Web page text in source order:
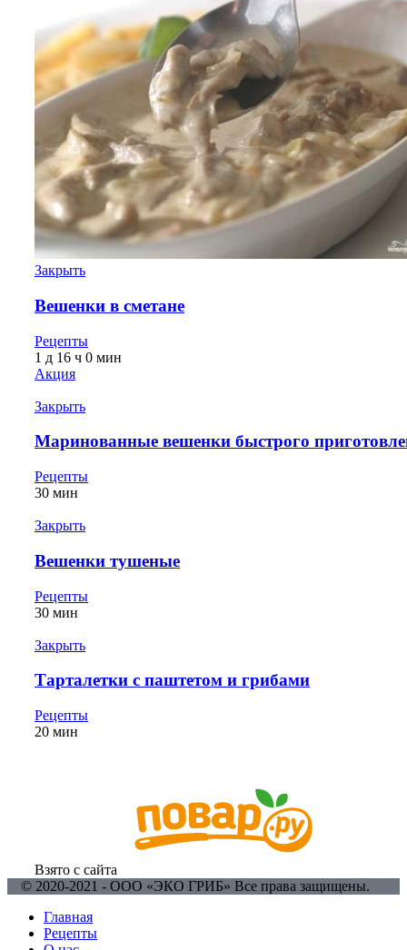
Закрыть
Вешенки в сметане
Рецепты
1 д 16 ч 0 мин
Акция
Закрыть
Маринованные вешенки быстрого
Рецепты
30 мин
Закрыть
Вешенки тушеные
Рецепты
30 мин
Закрыть
Тарталетки с паштетом и грибами
Рецепты
20 мин
Взято с сайта
© 2020-2021 - ООО «ЭКО ГРИБ» Все права защищены.
Главная
Рецепты